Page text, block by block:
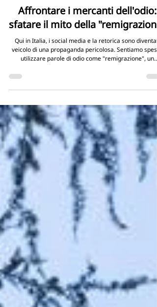
Alpha Oumar Diallo
15 giu
Affrontare i mercanti dell'odio:
sfatare il mito della
Qui in Italia, i social media e la retorica sono diventati
attacchi quotidiani non sono solo parole vuote: sono
tentativi deliberati di disumanizzarci e isolarci.